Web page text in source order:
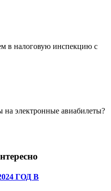
в налоговую инспекцию с
на электронные авиабилеты?
ГОД В